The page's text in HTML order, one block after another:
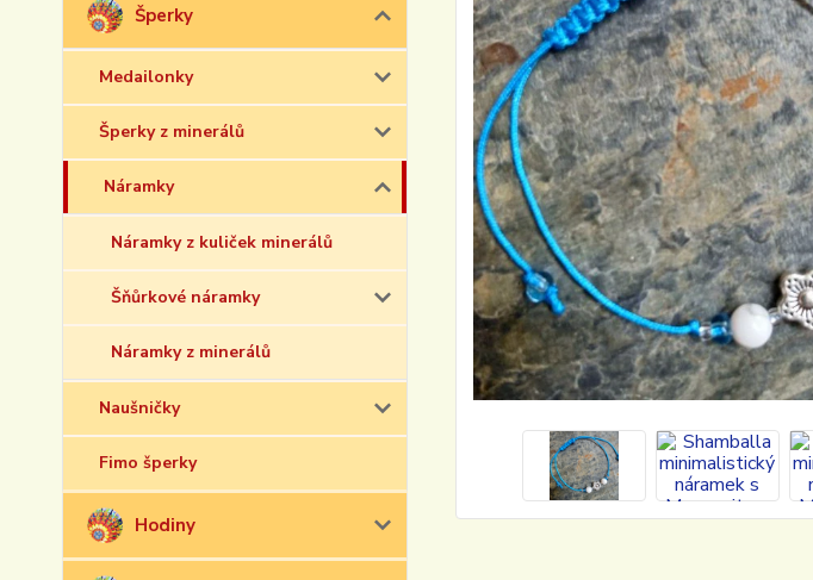
Šperky
Medailonky
Šperky z minerálů
Náramky
Náramky z kuliček minerálů
Šňůrkové náramky
Náramky z minerálů
Naušničky
Fimo šperky
Hodiny